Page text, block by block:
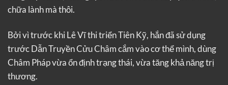
chữa lành mà thôi.
Bởi vì trước khi Lê Vĩ thi triển Tiên Kỹ, hắn đã sử dụng
trước Dẫn Truyền Cửu Châm cắm vào cơ thể mình, dùng
Châm Pháp vừa ổn định trạng thái, vừa tăng khả năng trị
thương.